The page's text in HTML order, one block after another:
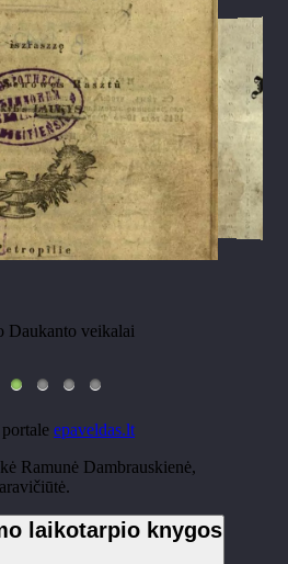
Daukanto veikalai
epaveldas.lt
Ramunė Dambrauskienė,
laikotarpio knygos